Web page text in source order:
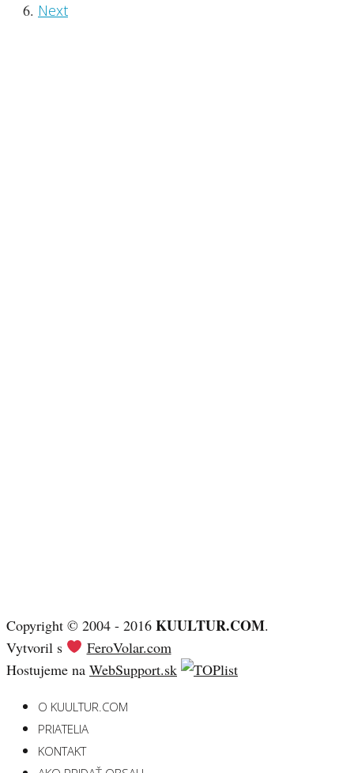
Next
Copyright © 2004 - 2016 KUULTUR.COM.
Vytvoril s
FeroVolar.com
Hostujeme na WebSupport.sk
O KUULTUR.COM
PRIATELIA
KONTAKT